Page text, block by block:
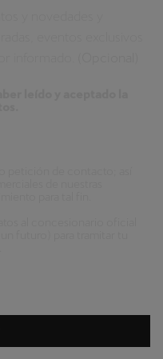
deseas más información,
nuestra Política de
y atender tu